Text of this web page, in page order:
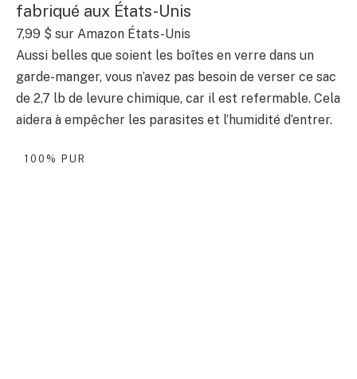
fabriqué aux États-Unis
7,99 $ sur Amazon États-Unis
Aussi belles que soient les boîtes en verre dans un
garde-manger, vous n’avez pas besoin de verser ce sac
de 2,7 lb de levure chimique, car il est refermable. Cela
aidera à empêcher les parasites et l’humidité d’entrer.
100% PUR